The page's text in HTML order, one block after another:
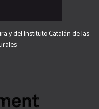
y del Instituto Catalán de las